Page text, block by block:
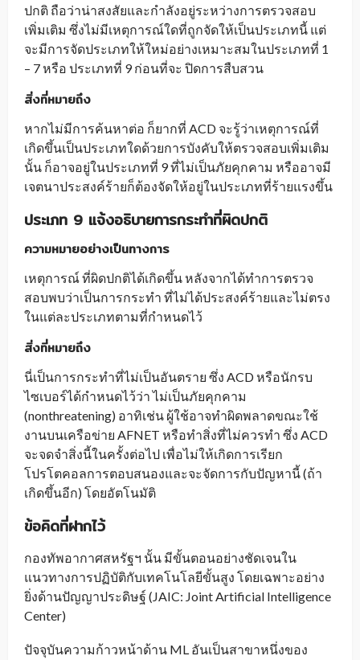
ปกติ ถือว่าน่าสงสัยและกำลังอยู่ระหว่างการตรวจสอบ
เพิ่มเติม ซึ่งไม่มีเหตุการณ์ใดที่ถูกจัดให้เป็นประเภทนี้ แต่
จะมีการจัดประเภทให้ใหม่อย่างเหมาะสมในประเภทที่ 1
– 7 หรือ ประเภทที่ 9 ก่อนที่จะ ปิดการสืบสวน
สิ่งที่หมายถึง
หากไม่มีการค้นหาต่อ ก็ยากที่ ACD จะรู้ว่าเหตุการณ์ที่
เกิดขึ้นเป็นประเภทใดด้วยการบังคับให้ตรวจสอบเพิ่มเติม
นั้น ก็อาจอยู่ในประเภทที่ 9 ที่ไม่เป็นภัยคุกคาม หรืออาจมี
เจตนาประสงค์ร้ายก็ต้องจัดให้อยู่ในประเภทที่ร้ายแรงขึ้น
ประเภท 9 แจ้งอธิบายการกระทำที่ผิดปกติ
ความหมายอย่างเป็นทางการ
เหตุการณ์ ที่ผิดปกติได้เกิดขึ้น หลังจากได้ทำการตรวจ
สอบพบว่าเป็นการกระทำ ที่ไม่ได้ประสงค์ร้ายและไม่ตรง
ในแต่ละประเภทตามที่กำหนดไว้
สิ่งที่หมายถึง
นี่เป็นการกระทำที่ไม่เป็นอันตราย ซึ่ง ACD หรือนักรบ
ไซเบอร์ได้กำหนดไว้ว่า ไม่เป็นภัยคุกคาม
(nonthreatening) อาทิเช่น ผู้ใช้อาจทำผิดพลาดขณะใช้
งานบนเครือข่าย AFNET หรือทำสิ่งที่ไม่ควรทำ ซึ่ง ACD
จะจดจำสิ่งนี้ในครั้งต่อไป เพื่อไม่ให้เกิดการเรียก
โปรโตคอลการตอบสนองและจะจัดการกับปัญหานี้ (ถ้า
เกิดขึ้นอีก) โดยอัตโนมัติ
ข้อคิดที่ฝากไว้
กองทัพอากาศสหรัฐฯ นั้น มีขั้นตอนอย่างชัดเจนใน
แนวทางการปฏิบัติกับเทคโนโลยีขั้นสูง โดยเฉพาะอย่าง
ยิ่งด้านปัญญาประดิษฐ์ (JAIC: Joint Artificial Intelligence
Center)
ปัจจุบันความก้าวหน้าด้าน ML อันเป็นสาขาหนึ่งของ